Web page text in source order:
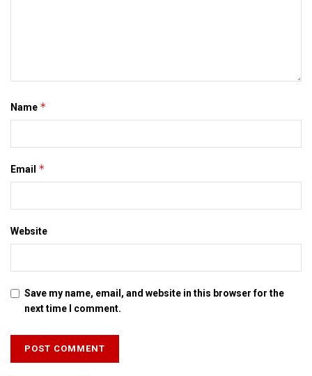
Name *
Email *
Website
Save my name, email, and website in this browser for the
next time I comment.